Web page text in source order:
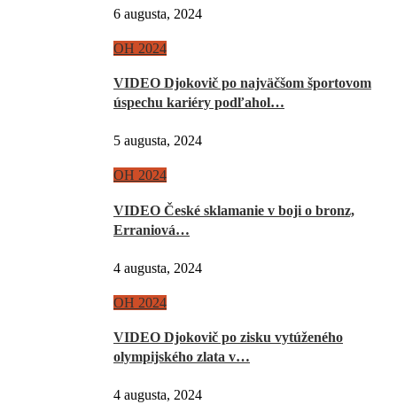
6 augusta, 2024
OH 2024
VIDEO Djokovič po najväčšom športovom
úspechu kariéry podľahol…
5 augusta, 2024
OH 2024
VIDEO České sklamanie v boji o bronz,
Erraniová…
4 augusta, 2024
OH 2024
VIDEO Djokovič po zisku vytúženého
olympijského zlata v…
4 augusta, 2024